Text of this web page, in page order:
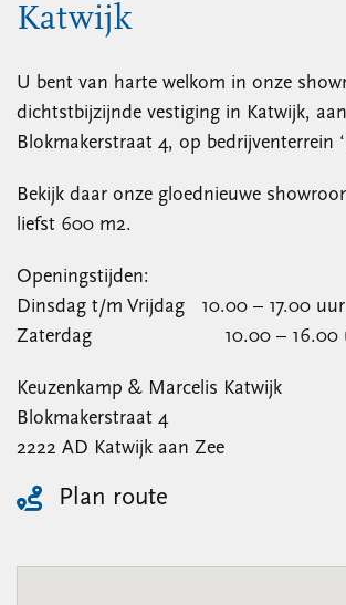
Katwijk
U bent van harte welkom in onze
dichtstbijzijnde vestiging in Katwijk,
Blokmakerstraat 4, op bedrijventerrein
Bekijk daar onze gloednieuwe
liefst 600 m2.
Openingstijden:
Dinsdag t/m Vrijdag 10.00 – 17.00 uur
Zaterdag 10.00 – 16.00
Keuzenkamp & Marcelis Katwijk
Blokmakerstraat 4
2222 AD Katwijk aan Zee
Plan route